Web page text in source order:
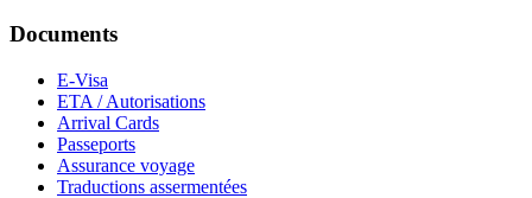
Documents
E-Visa
ETA / Autorisations
Arrival Cards
Passeports
Assurance voyage
Traductions assermentées